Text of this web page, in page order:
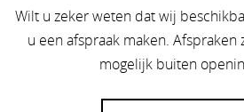
Wilt u zeker weten dat wij
u een afspraak maken. Afspraken
mogelijk buiten